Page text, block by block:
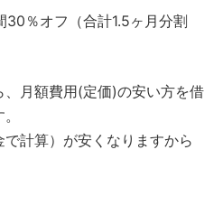
30％オフ（合計1.5ヶ月分割
月額費用(定価)の安い方を借
で計算）が安くなりますから